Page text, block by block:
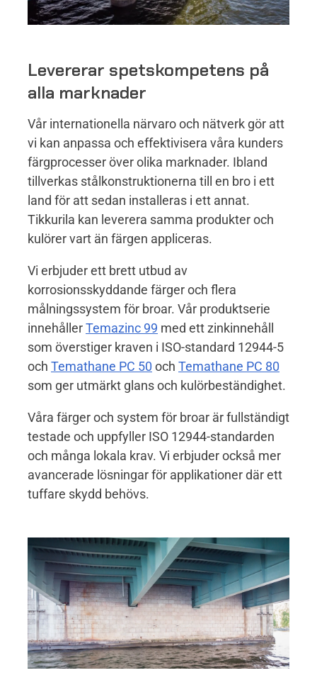
Levererar spetskompetens på
alla marknader
Vår internationella närvaro och nätverk gör att
vi kan anpassa och effektivisera våra kunders
färgprocesser över olika marknader. Ibland
tillverkas stålkonstruktionerna till en bro i ett
land för att sedan installeras i ett annat.
Tikkurila kan leverera samma produkter och
kulörer vart än färgen appliceras.
Vi erbjuder ett brett utbud av
korrosionsskyddande färger och flera
målningssystem för broar. Vår produktserie
innehållerTemazinc 99 med ett zinkinnehåll
som överstiger kraven i ISO-standard 12944-5
och Temathane PC 50 och Temathane PC 80
som ger utmärkt glans och kulörbeständighet.
Våra färger och system för broar är fullständigt
testade och uppfyller ISO 12944-standarden
och många lokala krav. Vi erbjuder också mer
avancerade lösningar för applikationer där ett
tuffare skydd behövs.